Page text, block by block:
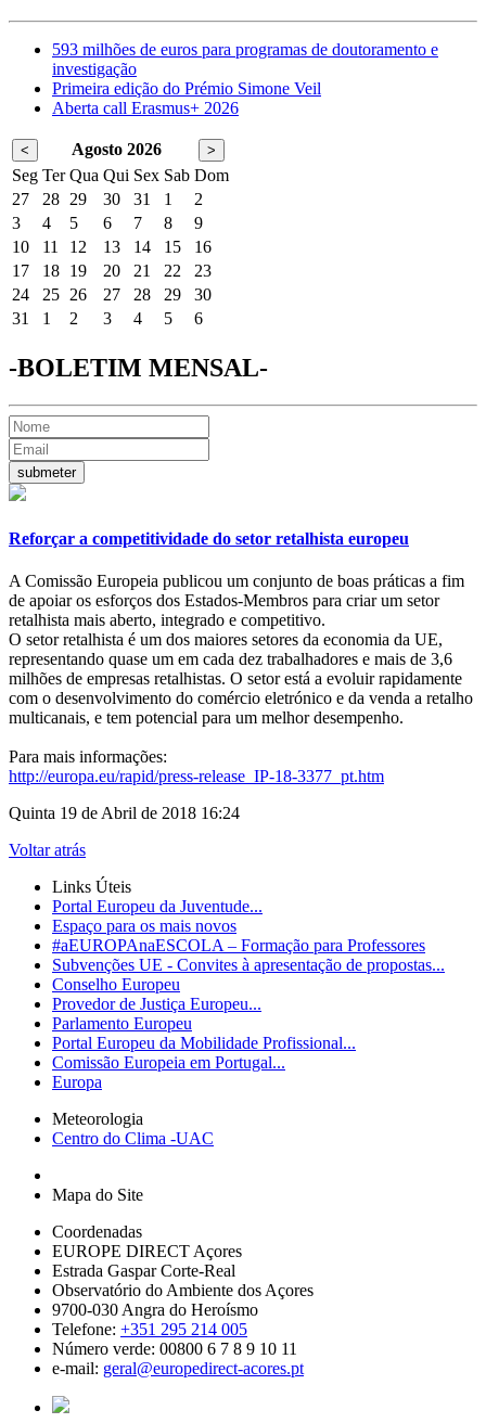
593 milhões de euros para programas de doutoramento e
investigação
Primeira edição do Prémio Simone Veil
Aberta call Erasmus+ 2026
< Agosto 2026 >
Seg Ter Qua Qui Sex Sab Dom
27
28 29 30 31 1
2
3
4 5 6 7 8
9
10
11 12 13 14 15
16
17
18 19 20 21 22
23
24
25 26 27 28 29
30
31
1 2 3 4 5 6
-BOLETIM MENSAL-
Reforçar a competitividade do setor retalhista europeu
A Comissão Europeia publicou um conjunto de boas práticas a fim
de apoiar os esforços dos Estados-Membros para criar um setor
retalhista mais aberto, integrado e competitivo.
O setor retalhista é um dos maiores setores da economia da UE,
representando quase um em cada dez trabalhadores e mais de 3,6
milhões de empresas retalhistas. O setor está a evoluir rapidamente
com o desenvolvimento do comércio eletrónico e da venda a retalho
multicanais, e tem potencial para um melhor desempenho.
Para mais informações:
http://europa.eu/rapid/press-release_IP-18-3377_pt.htm
Quinta 19 de Abril de 2018 16:24
Voltar atrás
Links Úteis
Portal Europeu da Juventude...
Espaço para os mais novos
#aEUROPAnaESCOLA – Formação para Professores
Subvenções UE - Convites à apresentação de propostas...
Conselho Europeu
Provedor de Justiça Europeu...
Parlamento Europeu
Portal Europeu da Mobilidade Profissional...
Comissão Europeia em Portugal...
Europa
Meteorologia
Centro do Clima -UAC
Mapa do Site
Coordenadas
EUROPE DIRECT Açores
Estrada Gaspar Corte-Real
Observatório do Ambiente dos Açores
9700-030 Angra do Heroísmo
Telefone: +351 295 214 005
Número verde: 00800 6 7 8 9 10 11
e-mail: geral@europedirect-acores.pt